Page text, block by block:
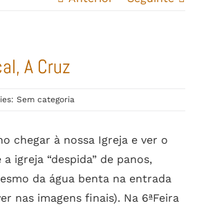
A Cruz
Sem categoria
chegar à nossa Igreja e ver o
igreja “despida” de panos,
da água benta na entrada
nas imagens finais). Na 6ªFeira